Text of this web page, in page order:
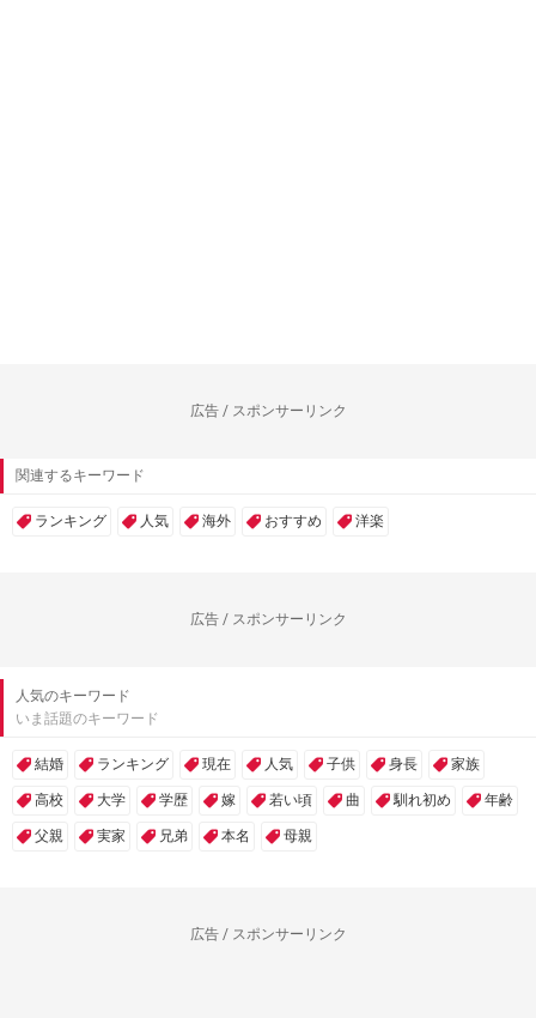
広告 / スポンサーリンク
関連するキーワード
ランキング 人気 海外 おすすめ 洋楽
広告 / スポンサーリンク
人気のキーワード
いま話題のキーワード
結婚 ランキング 現在 人気 子供 身長 家族
高校 大学 学歴 嫁 若い頃 曲 馴れ初め 年齢
父親 実家 兄弟 本名 母親
広告 / スポンサーリンク